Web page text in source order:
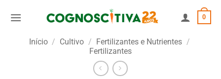
0
Início / Cultivo / Fertilizantes e Nutrientes /
Fertilizantes